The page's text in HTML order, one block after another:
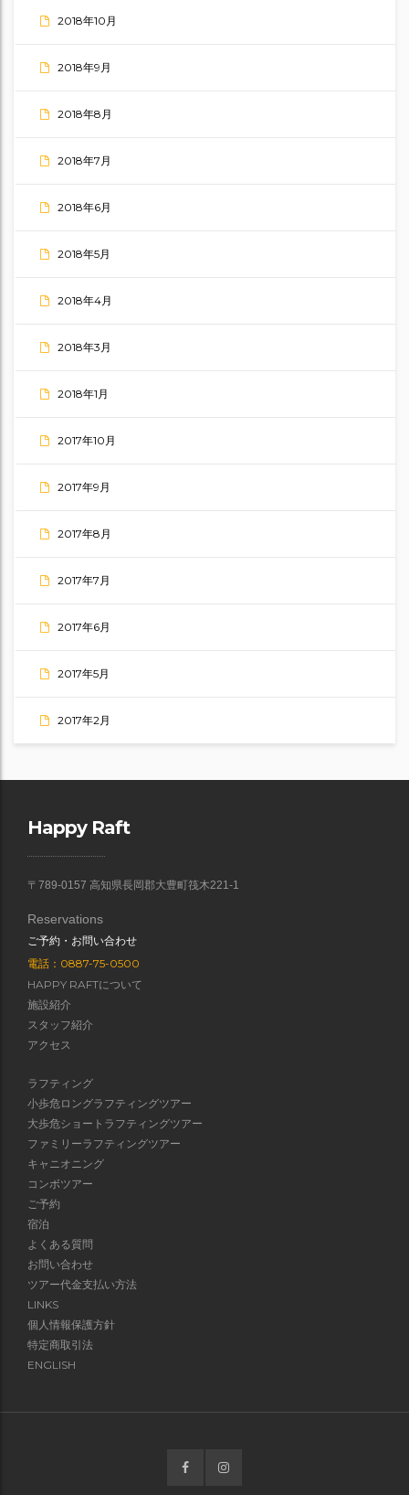
2018年10月
2018年9月
2018年8月
2018年7月
2018年6月
2018年5月
2018年4月
2018年3月
2018年1月
2017年10月
2017年9月
2017年8月
2017年7月
2017年6月
2017年5月
2017年2月
Happy Raft
〒789-0157 高知県長岡郡大豊町筏木221-1
Reservations
ご予約・お問い合わせ
電話：0887-75-0500
HAPPY RAFTについて
施設紹介
スタッフ紹介
アクセス
ラフティング
小歩危ロングラフティングツアー
大歩危ショートラフティングツアー
ファミリーラフティングツアー
キャニオニング
コンボツアー
ご予約
宿泊
よくある質問
お問い合わせ
ツアー代金支払い方法
LINKS
個人情報保護方針
特定商取引法
ENGLISH